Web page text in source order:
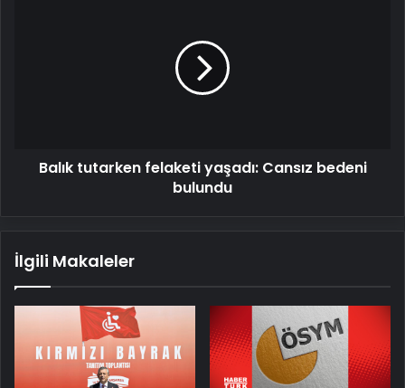
Balık tutarken felaketi yaşadı: Cansız bedeni
bulundu
İlgili Makaleler